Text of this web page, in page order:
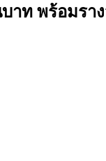
ท พร้อมรา